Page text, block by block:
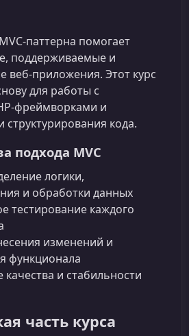
помогает
поддерживаемые и
веб‑приложения. Этот курс
для работы с
и
структурирования кода.
подхода MVC
логики,
и обработки данных
тестирование каждого
изменений и
функционала
и стабильности
часть курса